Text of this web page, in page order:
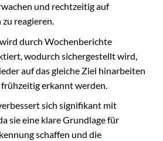
und rechtzeitig auf
reagieren.
durch Wochenberichte
wodurch sichergestellt wird,
auf das gleiche Ziel hinarbeiten
erkannt werden.
sich signifikant mit
sie eine klare Grundlage für
schaffen und die